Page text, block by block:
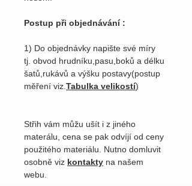
Postup při objednávání :
1) Do objednávky napište své míry
tj. obvod hrudníku,pasu,boků a délku
šatů,rukávů a výšku postavy(postup
měření viz.Tabulka velikostí)
Střih vám můžu ušít i z jiného
materálu, cena se pak odvíjí od ceny
použitého materiálu. Nutno domluvit
osobně viz kontakty na našem
webu.